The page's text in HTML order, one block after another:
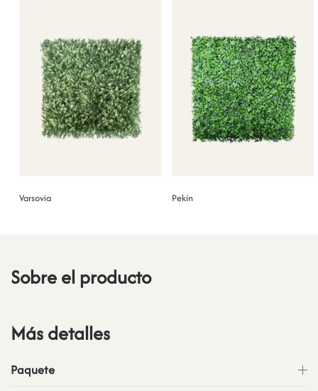
Varsovia Pekín
Sobre el producto
Más detalles
Paquete